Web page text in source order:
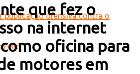
que fez o
na internet
oficina para
motores em